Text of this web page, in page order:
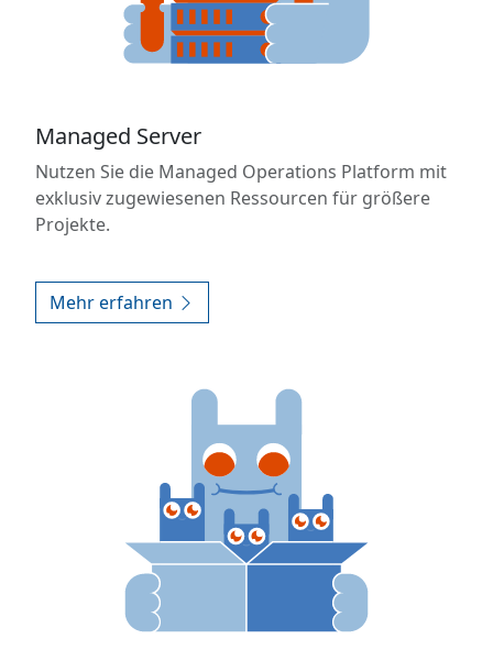
Managed Server
Nutzen Sie die Managed Operations Platform mit
exklusiv zugewiesenen Ressourcen für größere
Projekte.
Mehr erfahren